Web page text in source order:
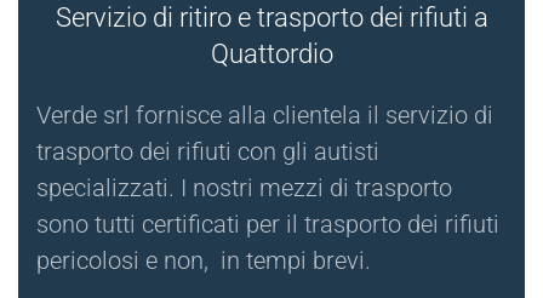
Servizio di ritiro e trasporto dei rifiuti a
Quattordio
Verde srl fornisce alla clientela il servizio di
trasporto dei rifiuti con gli autisti
specializzati. I nostri mezzi di trasporto
sono tutti certificati per il trasporto dei rifiuti
pericolosi e non, in tempi brevi.